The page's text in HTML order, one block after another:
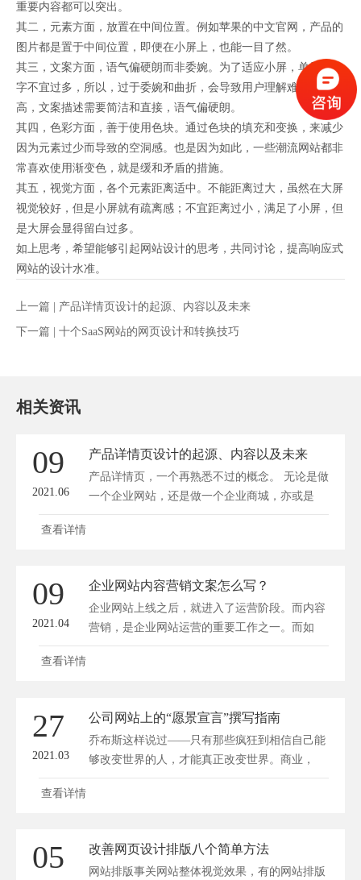
重要内容都可以突出。
其二，元素方面，放置在中间位置。例如苹果的中文官网，产品的
图片都是置于中间位置，即便在小屏上，也能一目了然。
其三，文案方面，语气偏硬朗而非委婉。为了适应小屏，单屏的文
字不宜过多，所以，过于委婉和曲折，会导致用户理解难度的提
高，文案描述需要简洁和直接，语气偏硬朗。
其四，色彩方面，善于使用色块。通过色块的填充和变换，来减少
因为元素过少而导致的空洞感。也是因为如此，一些潮流网站都非
常喜欢使用渐变色，就是缓和矛盾的措施。
其五，视觉方面，各个元素距离适中。不能距离过大，虽然在大屏
视觉较好，但是小屏就有疏离感；不宜距离过小，满足了小屏，但
是大屏会显得留白过多。
如上思考，希望能够引起网站设计的思考，共同讨论，提高响应式
网站的设计水准。
上一篇 | 产品详情页设计的起源、内容以及未来
下一篇 | 十个SaaS网站的网页设计和转换技巧
相关资讯
09
2021.06
产品详情页设计的起源、内容以及未来
产品详情页，一个再熟悉不过的概念。 无论是做
一个企业网站，还是做一个企业商城，亦或是
开...
查看详情
09
2021.04
企业网站内容营销文案怎么写？
企业网站上线之后，就进入了运营阶段。而内容
营销，是企业网站运营的重要工作之一。而如
何...
查看详情
27
2021.03
公司网站上的“愿景宣言”撰写指南
乔布斯这样说过——只有那些疯狂到相信自己能
够改变世界的人，才能真正改变世界。商业，
是...
查看详情
05 改善网页设计排版八个简单方法
网站排版事关网站整体视觉效果，有的网站排版